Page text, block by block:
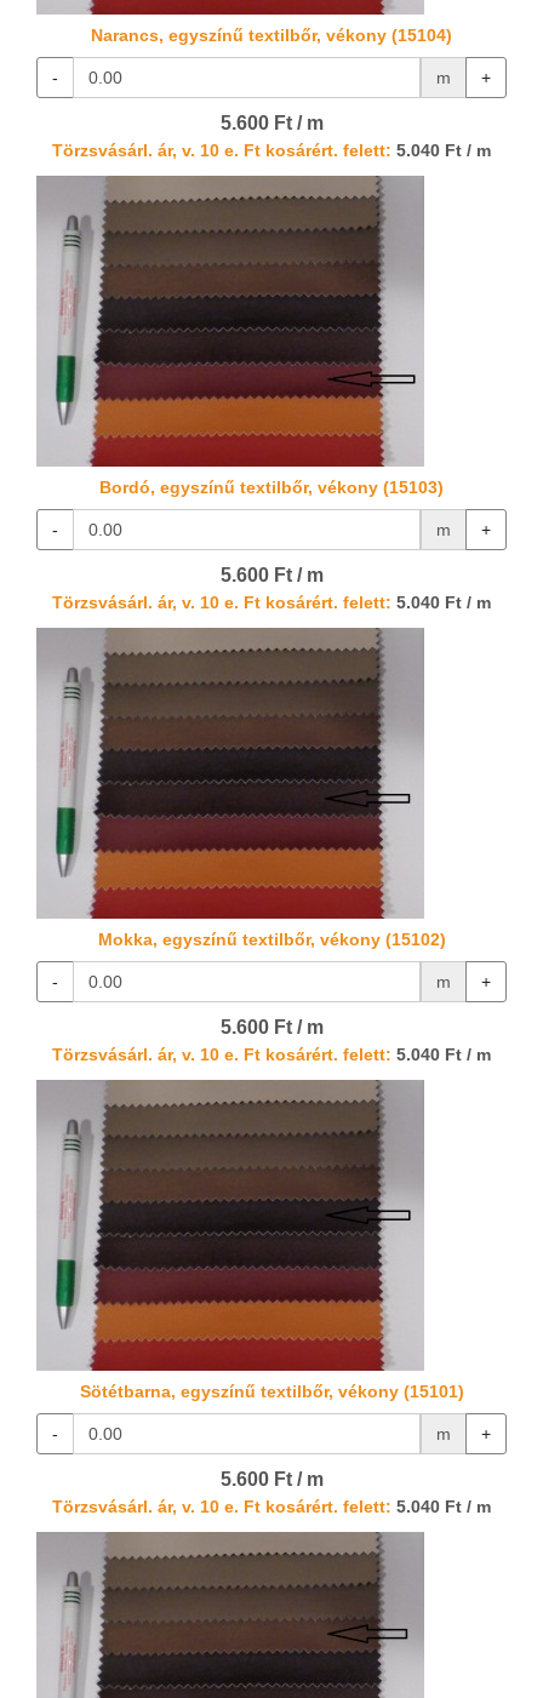
Narancs, egyszínű textilbőr, vékony (15104)
- m +
5.600 Ft / m
Törzsvásárl. ár, v. 10 e. Ft kosárért. felett: 5.040 Ft / m
Bordó, egyszínű textilbőr, vékony (15103)
- m +
5.600 Ft / m
Törzsvásárl. ár, v. 10 e. Ft kosárért. felett: 5.040 Ft / m
Mokka, egyszínű textilbőr, vékony (15102)
- m +
5.600 Ft / m
Törzsvásárl. ár, v. 10 e. Ft kosárért. felett: 5.040 Ft / m
Sötétbarna, egyszínű textilbőr, vékony (15101)
- m +
5.600 Ft / m
Törzsvásárl. ár, v. 10 e. Ft kosárért. felett: 5.040 Ft / m